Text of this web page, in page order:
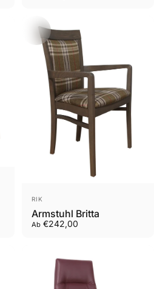
Anbieter:
RIK
Armstuhl Britta
Ab €242,00